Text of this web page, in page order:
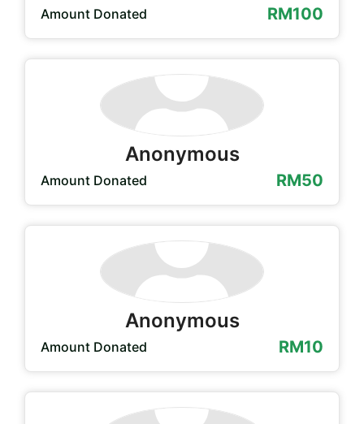
Amount Donated RM100
Anonymous
Amount Donated RM50
Anonymous
Amount Donated RM10